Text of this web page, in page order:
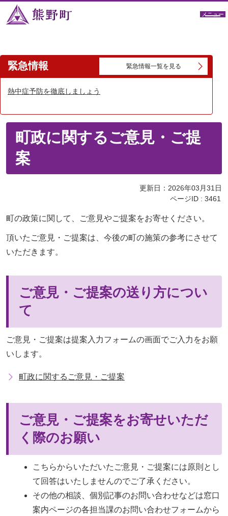
メニュー
緊急情報 緊急情報一覧を見る
熱中症予防を徹底しましょう
町政に関するご意見・ご提
案
更新日：2026年03月31日
ページID : 3461
町の政策に関して、ご意見やご提案をお寄せください。
頂いたご意見・ご提案は、今後の町の施策の参考にさせて
いただきます。
ご意見・ご提案の送り方につい
て
ご意見・ご提案は提案入力フォームの画面でご入力をお願
いします。
町政に関するご意見・ご提案
ご意見・ご提案をお寄せいただ
く際のお願い
こちらからいただいたご意見・ご提案には原則とし
て回答はいたしませんのでご了承ください。
その他の相談、個別記事のお問い合わせなどは窓口
案内ページの各担当課のお問い合わせフォームから